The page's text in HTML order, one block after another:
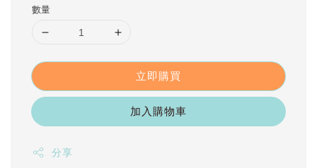
數量
立即購買
加入購物車
分享